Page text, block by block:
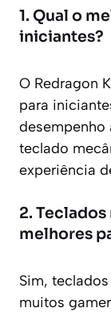
1. Qual o
iniciantes?
O Redragon
para
desempenho
teclado
experiência
2.
melhores
Sim,
muitos